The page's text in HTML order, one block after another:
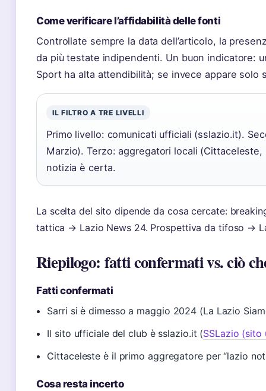
Come verificare l’affidabilità delle fonti
Controllate sempre la data dell’articolo, la
da più testate indipendenti. Un buon indicatore:
Sport ha alta attendibilità; se invece appare solo
IL FILTRO A TRE LIVELLI
Primo livello: comunicati ufficiali (sslazio.it).
Marzio). Terzo: aggregatori locali
notizia è certa.
La scelta del sito dipende da cosa cercate:
tattica → Lazio News 24. Prospettiva da tifoso →
Riepilogo: fatti confermati vs. ciò
Fatti confermati
Sarri si è dimesso a maggio 2024 (La Lazio
Il sito ufficiale del club è sslazio.it (SSLazio (sito
Cittaceleste è il primo aggregatore per “lazio
Cosa resta incerto